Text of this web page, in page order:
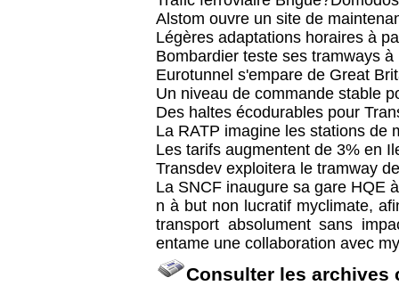
Alstom ouvre un site de
Légères adaptations horaires à
Bombardier teste ses tramways à
Eurotunnel s'empare de Great
Un niveau de commande stable
Des haltes écodurables pour
La RATP imagine les stations de
Les tarifs augmentent de 3% en
Transdev exploitera le tramway
La SNCF inaugure sa gare HQE
n à but non lucratif myclimate,
transport absolument sans
entame une collaboration avec
Consulter les archives